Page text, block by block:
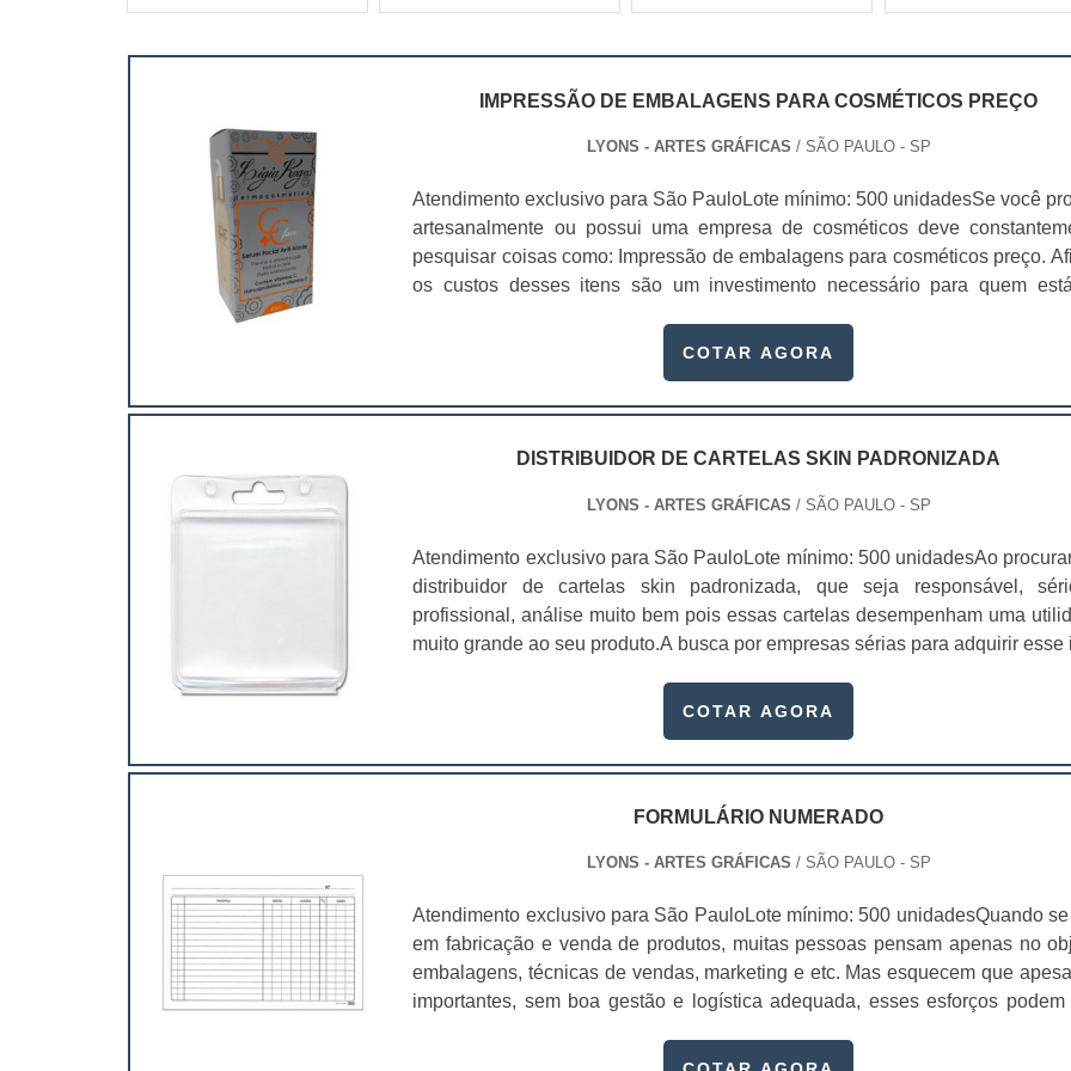
IMPRESSÃO DE EMBALAGENS PARA COSMÉTICOS PREÇO
LYONS - ARTES GRÁFICAS / SÃO PAULO - SP
Atendimento exclusivo para São PauloLote mínimo: 500 unidadesSe você
artesanalmente ou possui uma empresa de cosméticos deve
pesquisar coisas como: Impressão de embalagens para cosméticos preço.
os custos desses itens são um investimento necessário para quem
assim, as embalagens deixaram de ser apenas um invólucro desses pr...
COTAR AGORA
DISTRIBUIDOR DE CARTELAS SKIN PADRONIZADA
LYONS - ARTES GRÁFICAS / SÃO PAULO - SP
Atendimento exclusivo para São PauloLote mínimo: 500 unidadesAo
distribuidor de cartelas skin padronizada, que seja responsável,
profissional, análise muito bem pois essas cartelas desempenham uma
muito grande ao seu produto.A busca por empresas sérias para adquirir esse
características pontuais no fluxo de fabricação das cart...
COTAR AGORA
FORMULÁRIO NUMERADO
LYONS - ARTES GRÁFICAS / SÃO PAULO - SP
Atendimento exclusivo para São PauloLote mínimo: 500 unidadesQuando
em fabricação e venda de produtos, muitas pessoas pensam apenas no
embalagens, técnicas de vendas, marketing e etc. Mas esquecem que
importantes, sem boa gestão e logística adequada, esses esforços podem
muito abrangente, pois este item, pode promover diversos ben...